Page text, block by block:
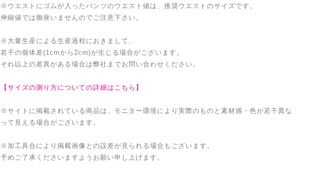
※ウエストにゴムが入ったパンツのウエスト値は、推奨ウエストのサイズです。
伸縮値では御座いませんのでご注意下さい。
※大量生産による生産過程におきまして、
若干の個体差(1cmから2cm)が生じる場合がございます。
それ以上の差異がある場合は弊社までお問い合わせください。
【サイズの測り方についての詳細はこちら】
※サイトに掲載されている商品は、モニター環境により実際のものと素材感・色が若干異な
って見える場合がございます。
※加工具合により掲載画像との誤差が見られる場合もございます。
予めご了承くださいますようお願い申し上げます。